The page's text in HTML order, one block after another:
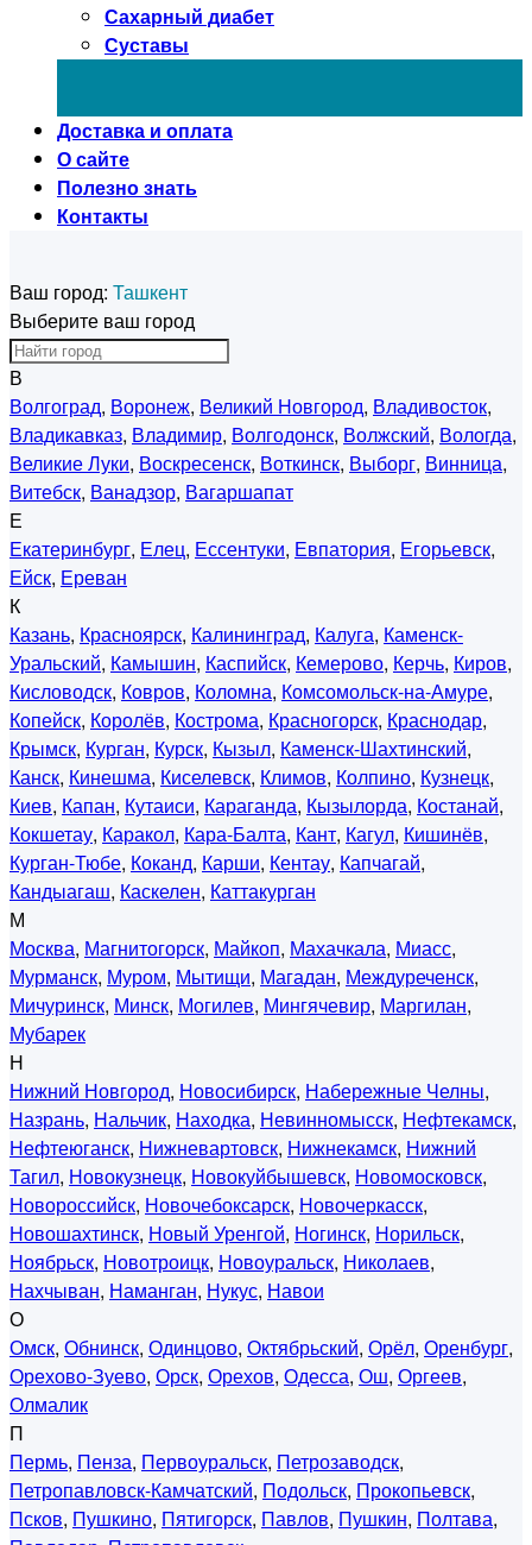
Сахарный диабет
Суставы
Доставка и оплата
О сайте
Полезно знать
Контакты
Ваш город: Ташкент
Выберите ваш город
В
Волгоград, Воронеж, Великий Новгород, Владивосток,
Владикавказ, Владимир, Волгодонск, Волжский, Вологда,
Великие Луки, Воскресенск, Воткинск, Выборг, Винница,
Витебск, Ванадзор, Вагаршапат
Е
Екатеринбург, Елец, Ессентуки, Евпатория, Егорьевск,
Ейск, Ереван
К
Казань, Красноярск, Калининград, Калуга, Каменск-
Уральский, Камышин, Каспийск, Кемерово, Керчь, Киров,
Кисловодск, Ковров, Коломна, Комсомольск-на-Амуре,
Копейск, Королёв, Кострома, Красногорск, Краснодар,
Крымск, Курган, Курск, Кызыл, Каменск-Шахтинский,
Канск, Кинешма, Киселевск, Климов, Колпино, Кузнецк,
Киев, Капан, Кутаиси, Караганда, Кызылорда, Костанай,
Кокшетау, Каракол, Кара-Балта, Кант, Кагул, Кишинёв,
Курган-Тюбе, Коканд, Карши, Кентау, Капчагай,
Кандыагаш, Каскелен, Каттакурган
М
Москва, Магнитогорск, Майкоп, Махачкала, Миасс,
Мурманск, Муром, Мытищи, Магадан, Междуреченск,
Мичуринск, Минск, Могилев, Мингячевир, Маргилан,
Мубарек
Н
Нижний Новгород, Новосибирск, Набережные Челны,
Назрань, Нальчик, Находка, Невинномысск, Нефтекамск,
Нефтеюганск, Нижневартовск, Нижнекамск, Нижний
Тагил, Новокузнецк, Новокуйбышевск, Новомосковск,
Новороссийск, Новочебоксарск, Новочеркасск,
Новошахтинск, Новый Уренгой, Ногинск, Норильск,
Ноябрьск, Новотроицк, Новоуральск, Николаев,
Нахчыван, Наманган, Нукус, Навои
О
Омск, Обнинск, Одинцово, Октябрьский, Орёл, Оренбург,
Орехово-Зуево, Орск, Орехов, Одесса, Ош, Оргеев,
Олмалик
П
Пермь, Пенза, Первоуральск, Петрозаводск,
Петропавловск-Камчатский, Подольск, Прокопьевск,
Псков, Пушкино, Пятигорск, Павлов, Пушкин, Полтава,